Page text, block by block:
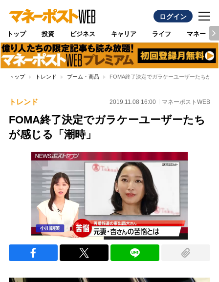
ログイン
トップ 投資 ビジネス キャリア ライフ マネー
トップ トレンド ブーム・商品 FOMA終了決定でガラケーユーザーたちが感
トレンド 2019.11.08 16:00 マネーポストWEB
FOMA終了決定でガラケーユーザーたち
が感じる「潮時」